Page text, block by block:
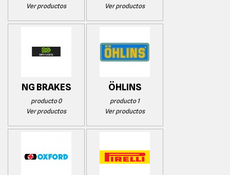
Ver productos
Ver productos
NG BRAKES
producto 0
Ver productos
ÖHLINS
producto 1
Ver productos